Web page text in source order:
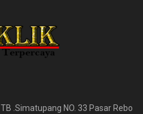
TB .Simatupang NO. 33 Pasar Rebo